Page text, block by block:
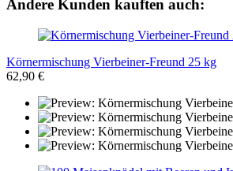
Andere Kunden kauften auch:
Körnermischung Vierbeiner-Freund 25 kg
62,90 €